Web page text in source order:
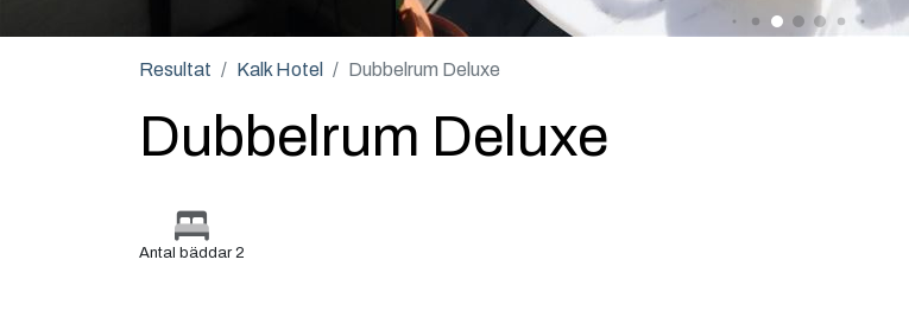
Resultat Kalk Hotel Dubbelrum Deluxe
Dubbelrum Deluxe
Antal bäddar 2